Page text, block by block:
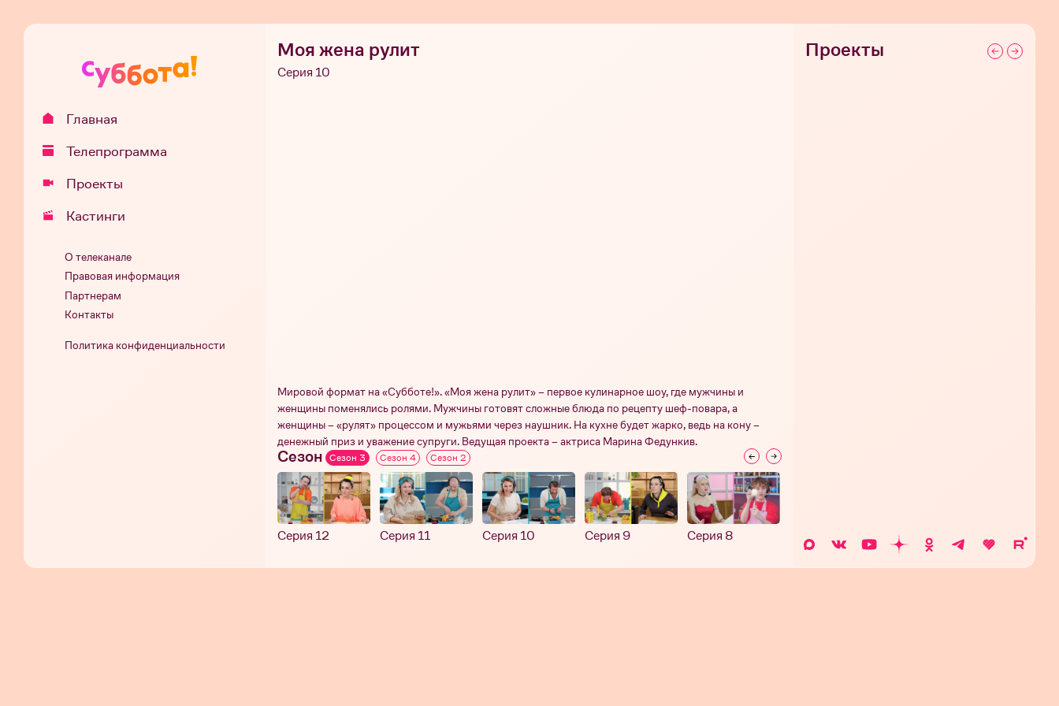
Главная
Телепрограмма
Проекты
Кастинги
О телеканале
Правовая информация
Партнерам
Контакты
Политика конфиденциальности
Моя жена рулит
Серия 10
Мировой формат на «Субботе!». «Моя жена рулит» – первое кулинарное шоу, где мужчины и
женщины поменялись ролями. Мужчины готовят сложные блюда по рецепту шеф-повара, а
женщины – «рулят» процессом и мужьями через наушник. На кухне будет жарко, ведь на кону –
денежный приз и уважение супруги. Ведущая проекта – актриса Марина Федункив.
Сезон Сезон 3 Сезон 4 Сезон 2
Серия 12 Серия 11 Серия 10 Серия 9 Серия 8 Серия 7 Серия 6 Серия 5
Проекты